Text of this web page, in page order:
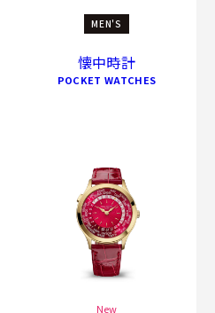
MEN'S
懐中時計
POCKET WATCHES
New